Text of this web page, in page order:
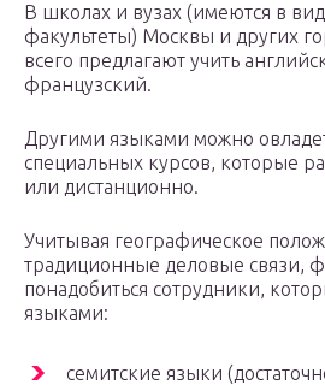
В школах и вузах (имеются в
факультеты) Москвы и других
всего предлагают учить
французский.
Другими языками можно
специальных курсов, которые
или дистанционно.
Учитывая географическое
традиционные деловые связи,
понадобиться сотрудники,
языками:
семитские языки